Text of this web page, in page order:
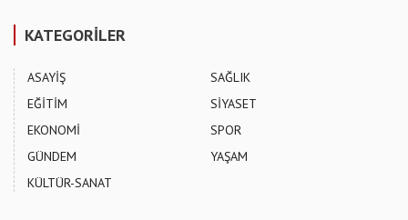
KATEGORİLER
ASAYİŞ
EĞİTİM
EKONOMİ
GÜNDEM
KÜLTÜR-SANAT
SAĞLIK
SİYASET
SPOR
YAŞAM